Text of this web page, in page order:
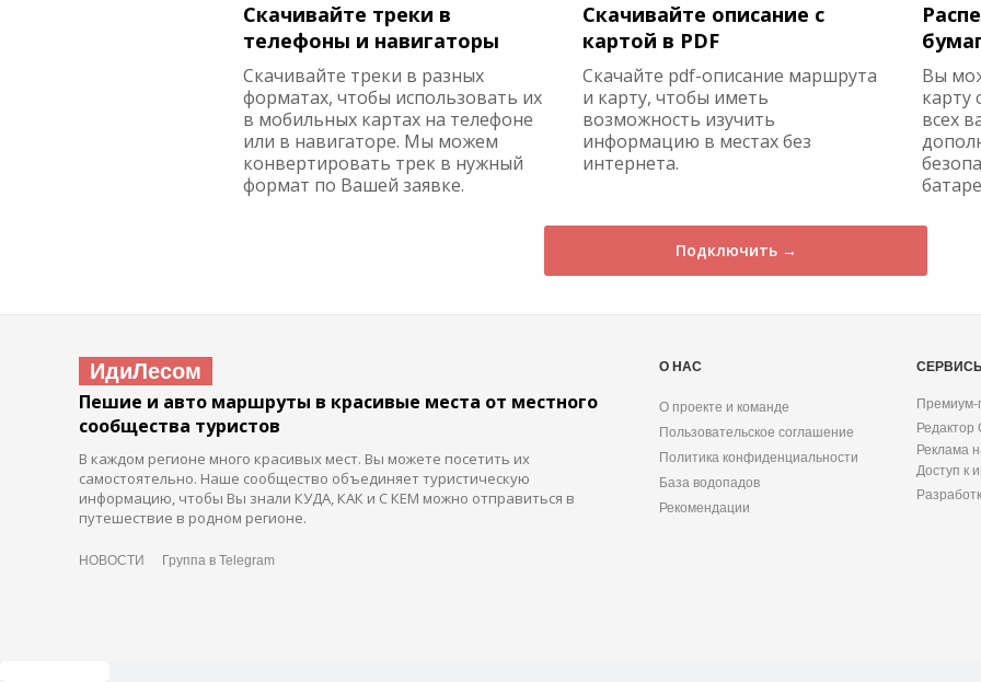
Скачивайте треки в
телефоны и навигаторы
Скачивайте треки в разных
форматах, чтобы использовать их
в мобильных картах на телефоне
или в навигаторе. Мы можем
конвертировать трек в нужный
формат по Вашей заявке.
Скачивайте описание с
картой в PDF
Скачайте pdf-описание маршрута
и карту, чтобы иметь
возможность изучить
информацию в местах без
интернета.
Вы
карту
всех
Подключить →
ИдиЛесом
Пешие и авто маршруты в красивые места от местного
сообщества туристов
В каждом регионе много красивых мест. Вы можете посетить их
самостоятельно. Наше сообщество объединяет туристическую
информацию, чтобы Вы знали КУДА, КАК и С КЕМ можно отправиться в
путешествие в родном регионе.
НОВОСТИ Группа в Telegram
О НАС
О проекте и команде
Пользовательское соглашение
Политика конфиденциальности
База водопадов
Рекомендации
Премиум-
Редактор
Реклама
Доступ к